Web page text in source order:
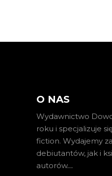
O NAS
Wydawnictwo
roku i specjalizuje
fiction. Wydajemy
debiutantów, jak i
autorów…